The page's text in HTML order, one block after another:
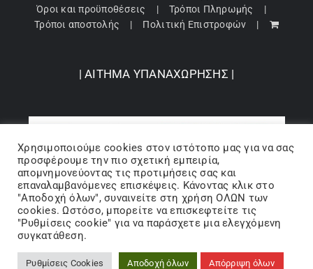
Όροι και προϋποθέσεις
Τρόποι Πληρωμής
Τρόποι αποστολής
Πολιτική Επιστροφών
| ΑΙΤΗΜΑ ΥΠΑΝΑΧΩΡΗΣΗΣ |
Copyright 2024 © Barbopoulos store - All Rights Reserved |
Χρησιμοποιούμε cookies στον ιστότοπo μας για να σας
προσφέρουμε την πιο σχετική εμπειρία,
απομνημονεύοντας τις προτιμήσεις σας και
επαναλαμβανόμενες επισκέψεις. Κάνοντας κλικ στο
"Αποδοχή όλων", συναινείτε στη χρήση ΟΛΩΝ των
cookies. Ωστόσο, μπορείτε να επισκεφτείτε τις
"Ρυθμίσεις cookie" για να παράσχετε μια ελεγχόμενη
συγκατάθεση.
Ρυθμίσεις Cookies Αποδοχή όλων Απόρριψη όλων